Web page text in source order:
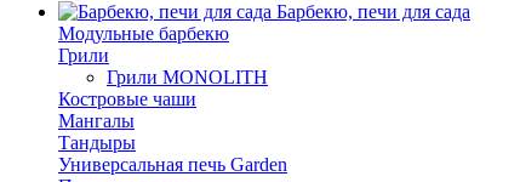
Барбекю, печи для сада
Модульные барбекю
Грили
Грили MONOLITH
Костровые чаши
Мангалы
Тандыры
Универсальная печь Garden